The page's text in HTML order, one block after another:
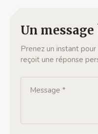
Un message
Prenez un instant
reçoit une réponse